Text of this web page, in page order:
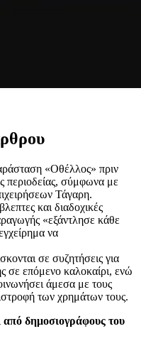
«Οθέλλος» πριν
περιοδείας, σύμφωνα με
Τάγαρη.
και διαδοχικές
«εξάντλησε κάθε
να
σε συζητήσεις για
σε επόμενο καλοκαίρι, ενώ
άμεσα με τους
των χρημάτων τους.
από δημοσιογράφους του